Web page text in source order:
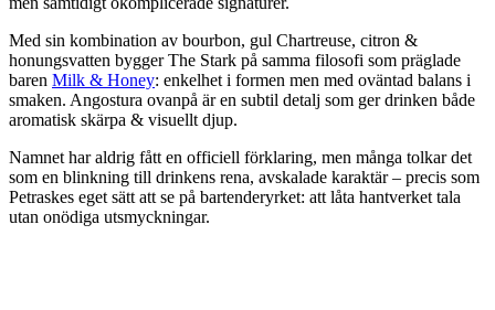
Med sin kombination av bourbon, gul Chartreuse, citron &
honungsvatten bygger The Stark på samma filosofi som präglade
baren Milk & Honey: enkelhet i formen men med oväntad balans i
smaken. Angostura ovanpå är en subtil detalj som ger drinken både
aromatisk skärpa & visuellt djup.
Namnet har aldrig fått en officiell förklaring, men många tolkar det
som en blinkning till drinkens rena, avskalade karaktär – precis som
Petraskes eget sätt att se på bartenderyrket: att låta hantverket tala
utan onödiga utsmyckningar.